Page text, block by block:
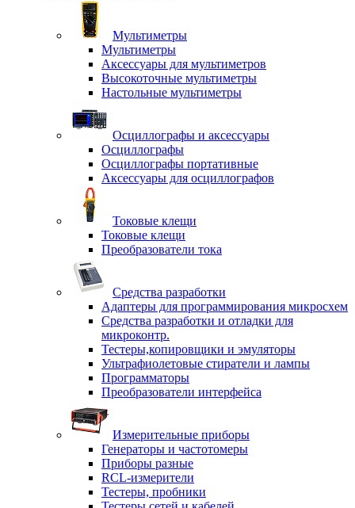
Мультиметры
Мультиметры
Аксессуары для мультиметров
Высокоточные мультиметры
Настольные мультиметры
Осциллографы и аксессуары
Осциллографы
Осциллографы портативные
Аксессуары для осциллографов
Токовые клещи
Токовые клещи
Преобразователи тока
Средства разработки
Адаптеры для программирования микросхем
Средства разработки и отладки для
микроконтр.
Тестеры,копировщики и эмуляторы
Ультрафиолетовые стиратели и лампы
Программаторы
Преобразователи интерфейса
Измерительные приборы
Генераторы и частотомеры
Приборы разные
RCL-измерители
Тестеры, пробники